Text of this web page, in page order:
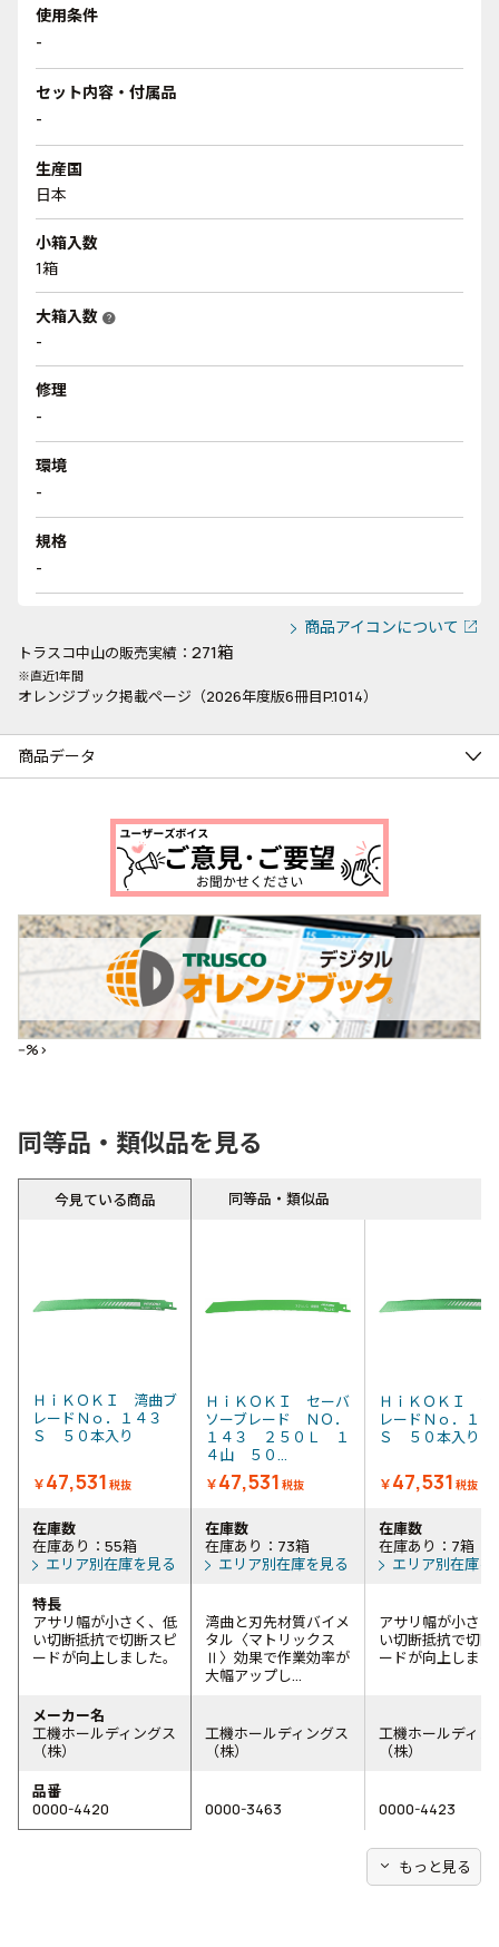
使用条件
-
セット内容・付属品
-
生産国
日本
小箱入数
1箱
大箱入数 help
-
修理
-
環境
-
規格
-
商品アイコンについて
トラスコ中山の販売実績： 271箱
※直近1年間
オレンジブック掲載ページ（2026年度版6冊目P.1014）
商品データ
--%>
同等品・類似品を見る
今見ている商品 同等品・類似品
ＨｉＫＯＫＩ 湾曲ブ
レードＮｏ．１４３
Ｓ ５０本入り
￥47,531 税抜
ＨｉＫＯＫＩ セーバ
ソーブレード ＮＯ．
１４３ ２５０Ｌ １
４山 ５０...
￥47,531 税抜
ＨｉＫＯＫＩ 湾
レードＮｏ．１４
Ｓ ５０本入り
￥47,531 税抜
在庫数
在庫あり：55箱
エリア別在庫を見る
在庫数
在庫あり：73箱
エリア別在庫を見る
在庫数
在庫あり：7箱
エリア別在庫を
特長
アサリ幅が小さく、低
い切断抵抗で切断スピ
ードが向上しました。
湾曲と刃先材質バイメ
タル〈マトリックス
Ⅱ〉効果で作業効率が
大幅アップし...
アサリ幅が小さく
い切断抵抗で切断
ードが向上しまし
メーカー名
工機ホールディングス
（株）
工機ホールディングス
（株）
工機ホールディン
（株）
品番
0000-4420
0000-3463 0000-4423
expand_more もっと見る